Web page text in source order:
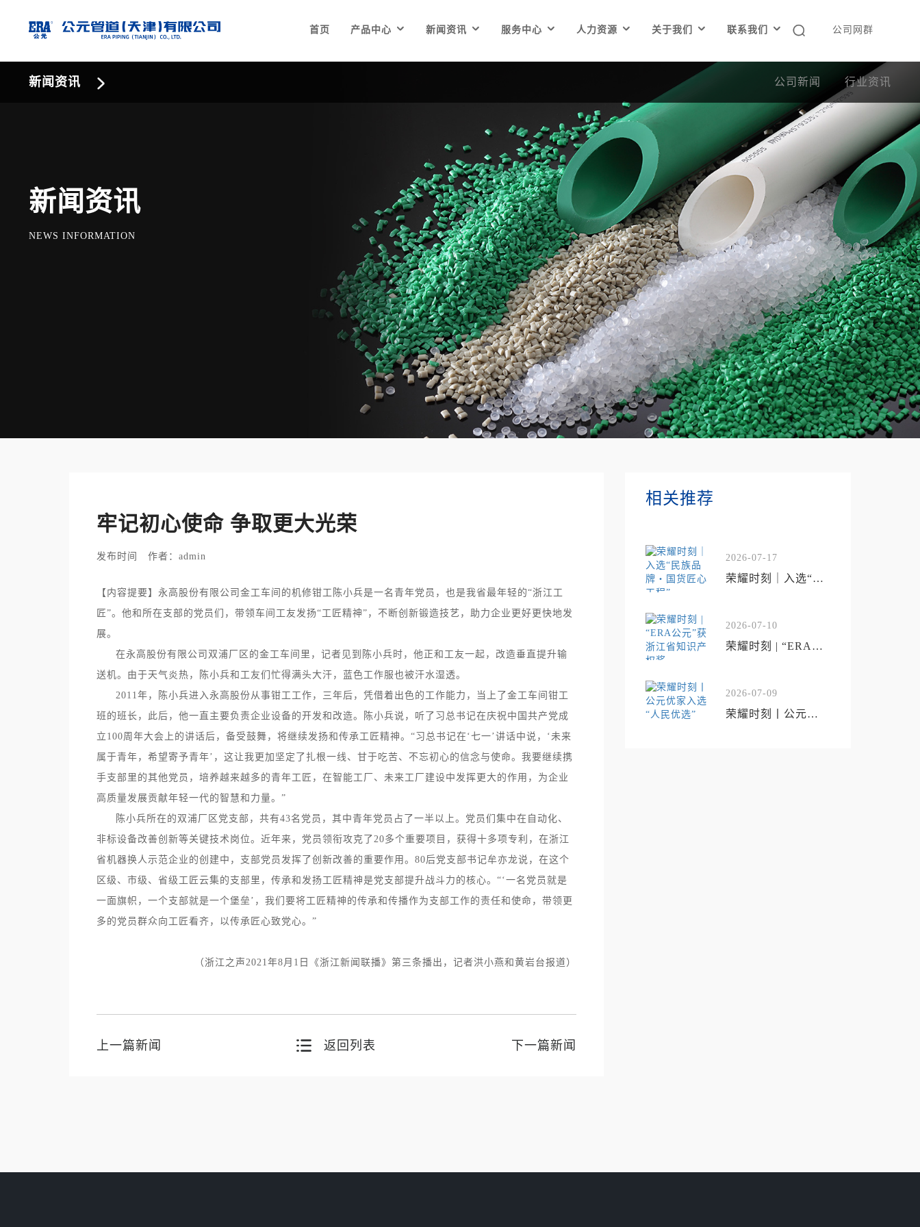
首页 产品中心  新闻资讯  服务中心  人力资源  关于我们  联系我们   公司网群
新闻资讯 公司新闻 行业资讯
新闻资讯
NEWS INFORMATION
牢记初心使命 争取更大光荣
发布时间 作者：admin
【内容提要】永高股份有限公司金工车间的机修钳工陈小兵是一名青年党员，也是我省最年轻的“浙江工
匠”。他和所在支部的党员们，带领车间工友发扬“工匠精神”，不断创新锻造技艺，助力企业更好更快地发
展。
在永高股份有限公司双浦厂区的金工车间里，记者见到陈小兵时，他正和工友一起，改造垂直提升输
送机。由于天气炎热，陈小兵和工友们忙得满头大汗，蓝色工作服也被汗水湿透。
2011年，陈小兵进入永高股份从事钳工工作，三年后，凭借着出色的工作能力，当上了金工车间钳工
班的班长，此后，他一直主要负责企业设备的开发和改造。陈小兵说，听了习总书记在庆祝中国共产党成
立 100周年大会上的讲话后，备受鼓舞，将继续发扬和传承工匠精神。“习总书记在‘七一’讲话中说，‘未来
属于青年，希望寄予青年’，这让我更加坚定了扎根一线、甘于吃苦、不忘初心的信念与使命。我要继续携
手支部里的其他党员，培养越来越多的青年工匠，在智能工厂、未来工厂建设中发挥更大的作用，为企业
高质量发展贡献年轻一代的智慧和力量。”
陈小兵所在的双浦厂区党支部，共有43名党员，其中青年党员占了一半以上。党员们集中在自动化、
非标设备改善创新等关键技术岗位。近年来，党员领衔攻克了 20多个重要项目，获得十多项专利，在浙江
省机器换人示范企业的创建中，支部党员发挥了创新改善的重要作用。 80后党支部书记牟亦龙说，在这个
区级、市级、省级工匠云集的支部里，传承和发扬工匠精神是党支部提升战斗力的核心。 “‘一名党员就是
一面旗帜，一个支部就是一个堡垒 ’ ，我们要将工匠精神的传承和传播作为支部工作的责任和使命，带领更
多的党员群众向工匠看齐，以传承匠心致党心。 ”
（浙江之声2021年8月 1 日《浙江新闻联播》第三条播出，记者洪小燕和黄岩台报道）
上一篇新闻 返回列表 下一篇新闻
相关推荐
2026-07-17
荣耀时刻｜入选“民
2026-07-10
荣耀时刻 | “ERA公
2026-07-09
荣耀时刻丨公元优